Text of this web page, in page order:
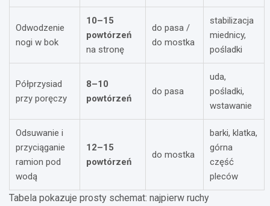
Odwodzenie
nogi w bok
10–15
powtórzeń
na stronę
do pasa /
do mostka
stabilizacja
miednicy,
pośladki
Półprzysiad
przy poręczy
8–10
powtórzeń
do pasa
uda,
pośladki,
wstawanie
Odsuwanie i
przyciąganie
ramion pod
wodą
12–15
powtórzeń
do mostka
barki, klatka,
górna
część
pleców
Tabela pokazuje prosty schemat: najpierw ruchy